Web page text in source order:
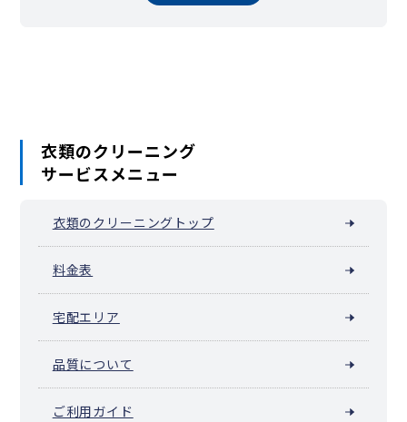
衣類のクリーニング
サービスメニュー
衣類のクリーニングトップ
料金表
宅配エリア
品質について
ご利用ガイド